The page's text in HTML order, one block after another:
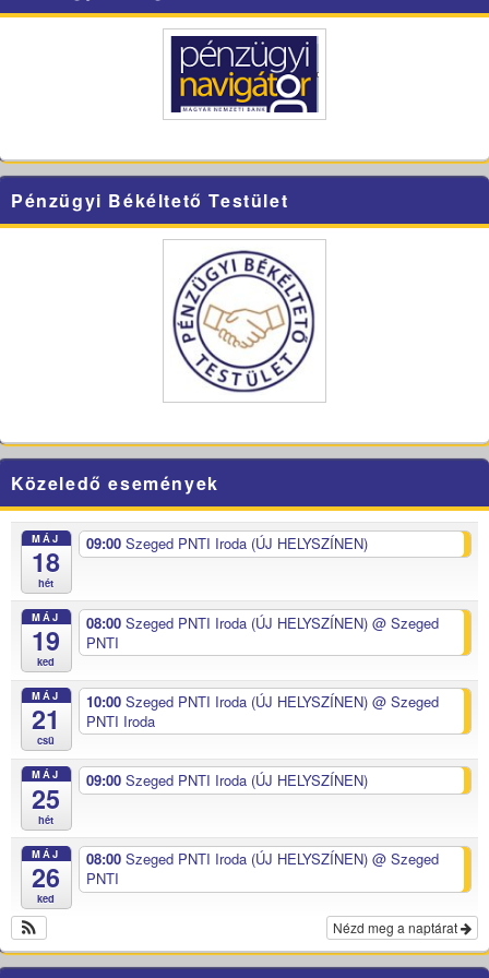
Pénzügyi Békéltető Testület
Közeledő események
MÁJ
18
hét
09:00 Szeged PNTI Iroda (ÚJ HELYSZÍNEN)
MÁJ
19
ked
08:00 Szeged PNTI Iroda (ÚJ HELYSZÍNEN) @ Szeged
PNTI
MÁJ
21
csü
10:00 Szeged PNTI Iroda (ÚJ HELYSZÍNEN) @ Szeged
PNTI Iroda
MÁJ
25
hét
09:00 Szeged PNTI Iroda (ÚJ HELYSZÍNEN)
MÁJ
26
ked
08:00 Szeged PNTI Iroda (ÚJ HELYSZÍNEN) @ Szeged
PNTI
Nézd meg a naptárat